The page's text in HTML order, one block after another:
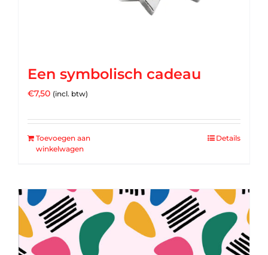
Een symbolisch cadeau
€7,50 (incl. btw)
Toevoegen aan
winkelwagen
Details